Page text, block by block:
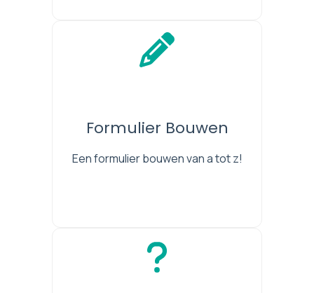
Formulier Bouwen
Een formulier bouwen van a tot z!